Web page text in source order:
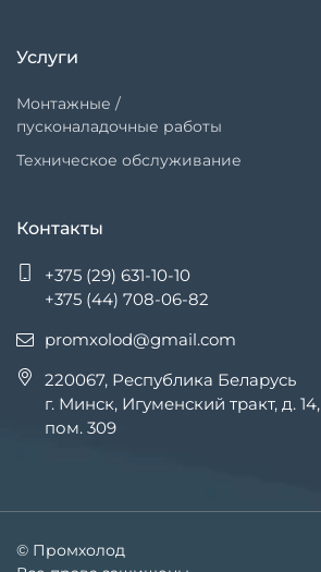
Услуги
Монтажные /
пусконаладочные работы
Техническое обслуживание
Контакты
+375 (29) 631-10-10
+375 (44) 708-06-82
promxolod@gmail.com
220067, Республика Беларусь
г. Минск, Игуменский тракт, д. 14,
пом. 309
© Промхолод